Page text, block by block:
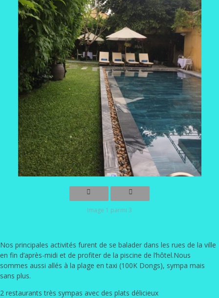
Image 1 parmi 3
Nos principales activités furent de se balader dans les rues de la ville
en fin d’après-midi et de profiter de la piscine de l’hôtel.Nous
sommes aussi allés à la plage en taxi (100K Dongs), sympa mais
sans plus.
2 restaurants très sympas avec des plats délicieux